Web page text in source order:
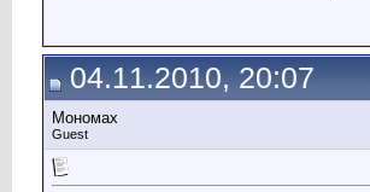
04.11.2010, 20:07
Мономах
Guest